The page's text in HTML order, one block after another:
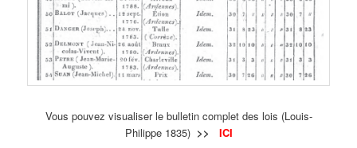
Vous pouvez visualiser le bulletin complet des lois (Louis-
Philippe 1835) >> ICI